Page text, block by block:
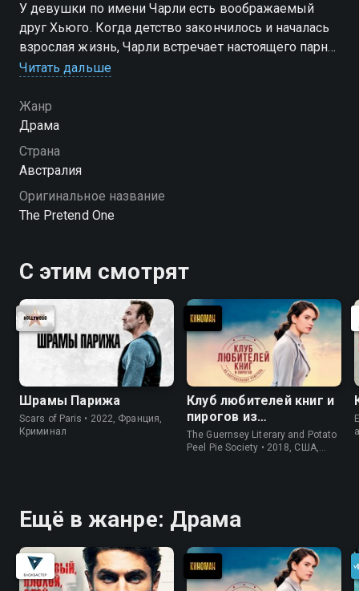
У девушки по имени Чарли есть воображаемый
друг Хьюго. Когда детство закончилось и началась
взрослая жизнь, Чарли встречает настоящего парня
и влюбляется в него. Существование Хьюго
Читать дальше
Жанр
Драма
Страна
Австралия
Оригинальное название
The Pretend One
С этим смотрят
Шрамы Парижа
Scars of Paris • 2022, Франция,
Криминал
Клуб любителей книг и
пирогов из
картофельных
очистков
The Guernsey Literary and Potato
Peel Pie Society • 2018, США,
Ещё в жанре: Драма